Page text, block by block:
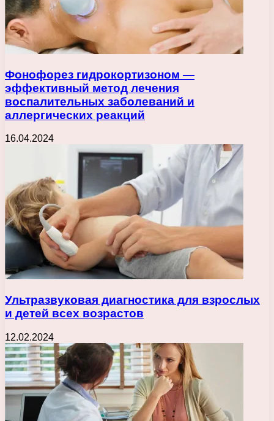
Фонофорез гидрокортизоном —
эффективный метод лечения
воспалительных заболеваний и
аллергических реакций
16.04.2024
Ультразвуковая диагностика для взрослых
и детей всех возрастов
12.02.2024